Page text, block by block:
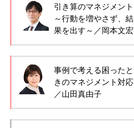
引き算のマネジメント
～行動を増やさず、結
果を出す～／岡本文宏
事例で考える困ったと
きのマネジメント対応
／山田真由子